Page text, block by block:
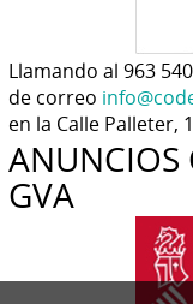
Llamando al 963
de correo
en la Calle Palleter,
ANUNCIOS
GVA